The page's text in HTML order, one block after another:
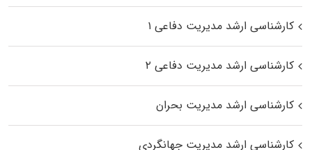
کارشناسی ارشد مدیریت دفاعی ۱
کارشناسی ارشد مدیریت دفاعی ۲
کارشناسی ارشد مدیریت بحران
کارشناسی ارشد مدیریت جهانگردی